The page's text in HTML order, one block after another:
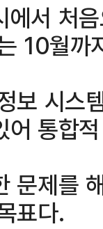
에서 처
10월까
보 시스
통합
문제를
표다.